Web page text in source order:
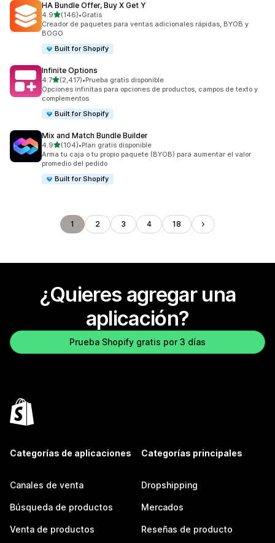
HA Bundle Offer, Buy X Get Y
4.9de 5 estrellas
(146)
146 reseñas en total
•Gratis
Creador de paquetes para ventas adicionales rápidas, BYOB y
BOGO
Built for Shopify
Infinite Options
4.7de 5 estrellas
(2,417)
2417 reseñas en total
•Prueba gratis disponible
Opciones infinitas para opciones de productos, campos de texto y
complementos
Built for Shopify
Mix and Match Bundle Builder
4.9de 5 estrellas
(104)
104 reseñas en total
•Plan gratis disponible
Arma tu caja o tu propio paquete (BYOB) para aumentar el valor
promedio del pedido
Built for Shopify
1 2 3 4 18
¿Quieres agregar una
aplicación?
Prueba Shopify gratis por 3 días
Categorías de aplicaciones
Canales de venta
Búsqueda de productos
Venta de productos
Categorías principales
Dropshipping
Mercados
Reseñas de producto